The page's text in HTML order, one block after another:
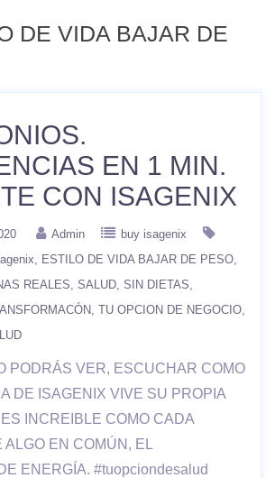
DE VIDA BAJAR DE
EN 1 MIN.
CON ISAGENIX
Admin
buy isagenix
ESTILO DE VIDA BAJAR DE PESO
REALES SALUD SIN DIETAS
TU OPCION DE NEGOCIO
PODRÁS VER, ESCUCHAR COMO
DE ISAGENIX VIVE SU PROPIA
INCREIBLE COMO CADA
ALGO EN COMÚN, EL
ENERGÍA. #tuopciondesalud